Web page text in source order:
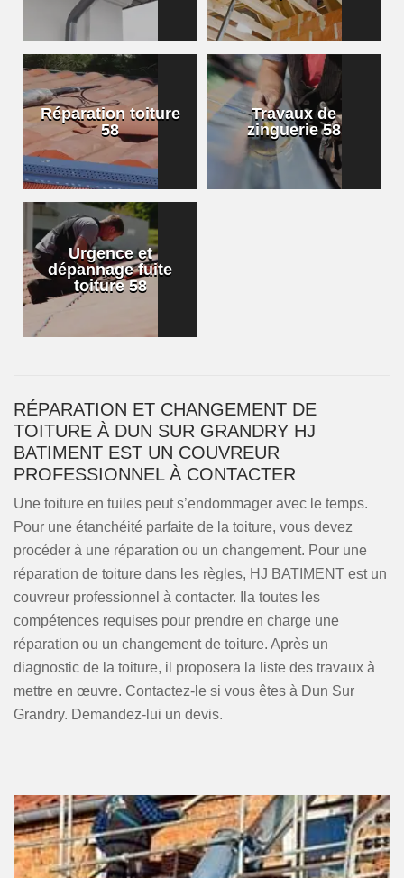
Réparation toiture
58
Travaux de
zinguerie 58
Urgence et
dépannage fuite
toiture 58
RÉPARATION ET CHANGEMENT DE
TOITURE À DUN SUR GRANDRY HJ
BATIMENT EST UN COUVREUR
PROFESSIONNEL À CONTACTER
Une toiture en tuiles peut s’endommager avec le temps.
Pour une étanchéité parfaite de la toiture, vous devez
procéder à une réparation ou un changement. Pour une
réparation de toiture dans les règles, HJ BATIMENT est un
couvreur professionnel à contacter. Ila toutes les
compétences requises pour prendre en charge une
réparation ou un changement de toiture. Après un
diagnostic de la toiture, il proposera la liste des travaux à
mettre en œuvre. Contactez-le si vous êtes à Dun Sur
Grandry. Demandez-lui un devis.